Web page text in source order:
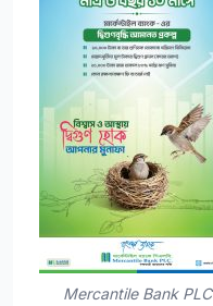
Mercantile Bank PLC